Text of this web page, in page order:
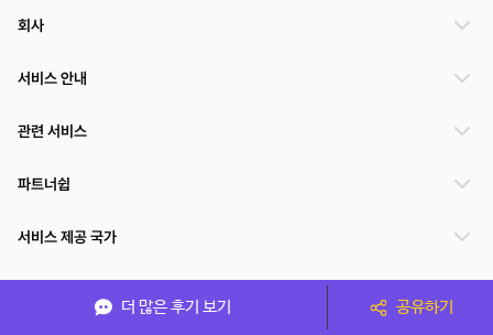
더 많은 후기 보기 공유하기
회사
서비스 안내
관련 서비스
파트너쉽
서비스 제공 국가
(주)NSPACE 사업자정보